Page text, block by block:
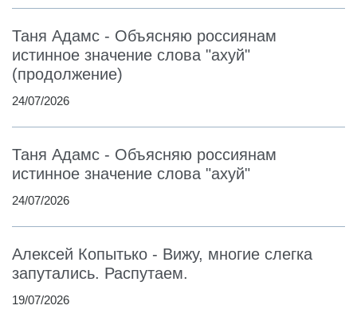
Таня Адамс - Объясняю россиянам
истинное значение слова "ахуй"
(продолжение)
24/07/2026
Таня Адамс - Объясняю россиянам
истинное значение слова "ахуй"
24/07/2026
Алексей Копытько - Вижу, многие слегка
запутались. Распутаем.
19/07/2026